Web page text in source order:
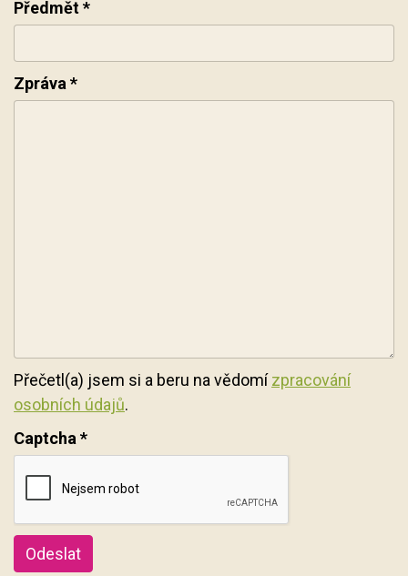
Předmět*
Zpráva*
Přečetl(a) jsem si a beru na vědomízpracování
osobních údajů.
Captcha*
Odeslat